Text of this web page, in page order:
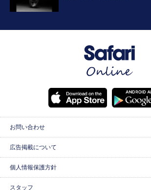
お問い合わせ
広告掲載について
個人情報保護方針
スタッフ